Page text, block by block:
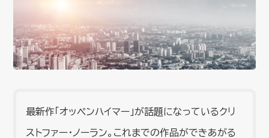
最新作「オッペンハイマー」が話題になっているクリ
ストファー・ノーラン。これまでの作品ができあがる